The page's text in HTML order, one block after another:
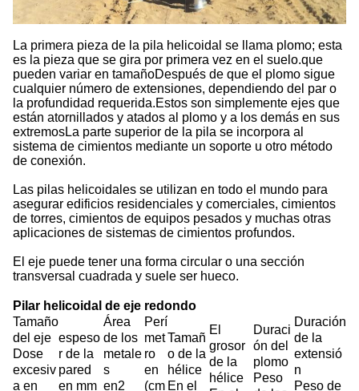
La primera pieza de la pila helicoidal se llama plomo; esta
es la pieza que se gira por primera vez en el suelo.que
pueden variar en tamañoDespués de que el plomo sigue
cualquier número de extensiones, dependiendo del par o
la profundidad requerida.Estos son simplemente ejes que
están atornillados y atados al plomo y a los demás en sus
extremosLa parte superior de la pila se incorpora al
sistema de cimientos mediante un soporte u otro método
de conexión.
Las pilas helicoidales se utilizan en todo el mundo para
asegurar edificios residenciales y comerciales, cimientos
de torres, cimientos de equipos pesados y muchas otras
aplicaciones de sistemas de cimientos profundos.
El eje puede tener una forma circular o una sección
transversal cuadrada y suele ser hueco.
Pilar helicoidal de eje redondo
Tamaño
del eje
Dose
excesiv
a en
espeso
r de la
pared
en mm
Área
de los
metale
s
en2
Perí
met
ro
en
(cm
Tamañ
o de la
hélice
En el
El
grosor
de la
hélice
Duraci
ón del
plomo
Peso
Duración
de la
extensió
n
Peso de